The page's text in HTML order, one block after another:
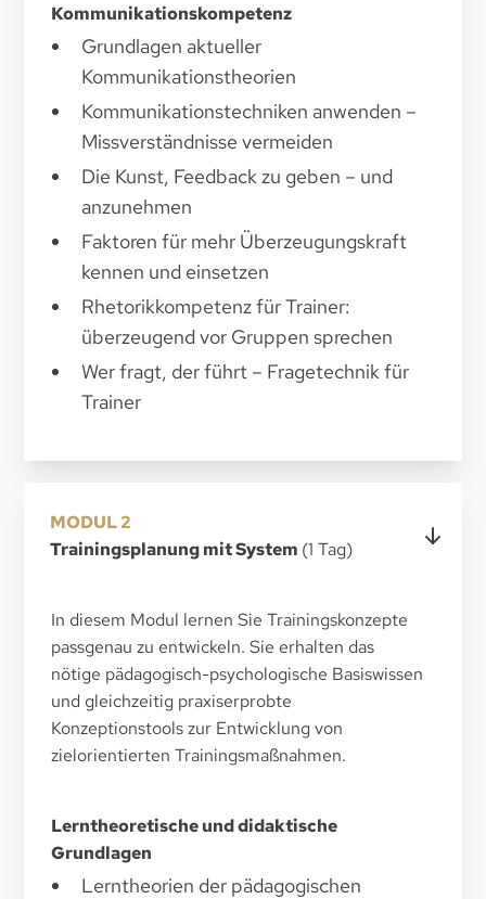
Kommunikationskompetenz
Grundlagen aktueller
Kommunikationstheorien
Kommunikationstechniken anwenden –
Missverständnisse vermeiden
Die Kunst, Feedback zu geben – und
anzunehmen
Faktoren für mehr Überzeugungskraft
kennen und einsetzen
Rhetorikkompetenz für Trainer:
überzeugend vor Gruppen sprechen
Wer fragt, der führt – Fragetechnik für
Trainer
MODUL 2
Trainingsplanung mit System (1 Tag)
In diesem Modul lernen Sie Trainingskonzepte
passgenau zu entwickeln. Sie erhalten das
nötige pädagogisch-psychologische Basiswissen
und gleichzeitig praxiserprobte
Konzeptionstools zur Entwicklung von
zielorientierten Trainingsmaßnahmen.
Lerntheoretische und didaktische
Grundlagen
Lerntheorien der pädagogischen